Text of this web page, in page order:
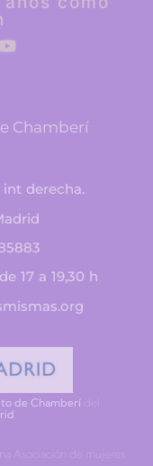
Chamberí
int derecha.
17 a 19,30 h
de Chamberídel
Asociación de mujeres